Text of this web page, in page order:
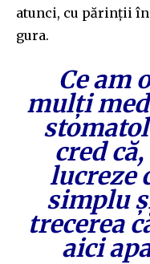
atunci, cu părinții în
gura.
Ce am
mulți
cred
lucreze
simpluș
trecerea
aici